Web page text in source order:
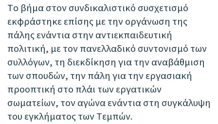
Το βήμα στον συνδικαλιστικό συσχετισμό
εκφράστηκε επίσης με την οργάνωση της
πάλης ενάντια στην αντιεκπαιδευτική
πολιτική, με τον πανελλαδικό συντονισμό των
συλλόγων, τη διεκδίκηση για την αναβάθμιση
των σπουδών, την πάλη για την εργασιακή
προοπτική στο πλάι των εργατικών
σωματείων, τον αγώνα ενάντια στη συγκάλυψη
του εγκλήματος των Τεμπών.